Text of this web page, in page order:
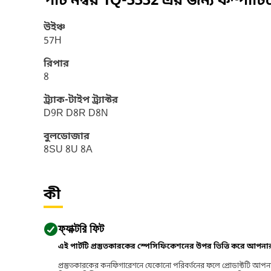
উইঞ্চ
57H
রিপার
8
ট্র্যাক-টাইপ ট্র্যাক্টর
D9R D8R D8N
বুলডোজার
8SU 8U 8A
কী
ফ্যাক্টরি ফিট
এই পার্টটি প্রস্তুতকারকের স্পেসিফিকেশনের উপর ভিত্তি করে
প্রস্তুতকারকের কনফিগারেশনে যেকোনো পরিবর্তনের ফলে প্রোডাক্টটি